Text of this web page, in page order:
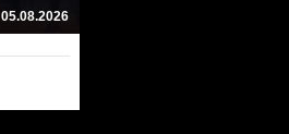
05.08.2026